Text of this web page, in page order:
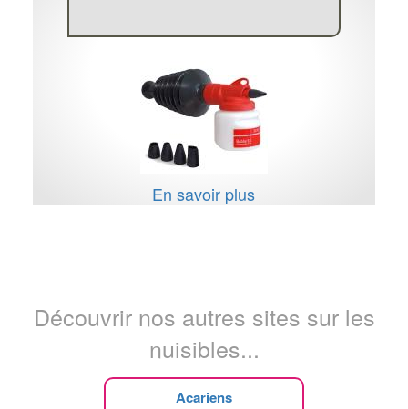
En savoir plus
Découvrir nos autres sites sur les
nuisibles...
Acariens